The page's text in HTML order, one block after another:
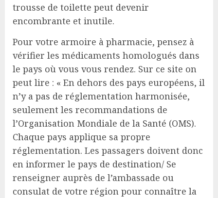
trousse de toilette peut devenir
encombrante et inutile.
Pour votre armoire à pharmacie, pensez à
vérifier les médicaments homologués dans
le pays où vous vous rendez. Sur ce site on
peut lire : « En dehors des pays européens, il
n’y a pas de réglementation harmonisée,
seulement les recommandations de
l’Organisation Mondiale de la Santé (OMS).
Chaque pays applique sa propre
réglementation. Les passagers doivent donc
en informer le pays de destination/ Se
renseigner auprès de l’ambassade ou
consulat de votre région pour connaître la